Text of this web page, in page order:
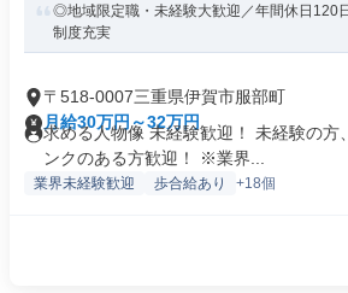
◎地域限定職・未経験大歓迎／年間休日120
制度充実
〒518-0007三重県伊賀市服部町
月給30万円～32万円
求める人物像 未経験歓迎！ 未経験の方
ンクのある方歓迎！ ※業界...
業界未経験歓迎 歩合給あり +18個